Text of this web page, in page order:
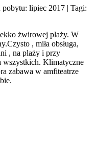
pobytu: lipiec 2017 | Tagi:
żwirowej plaży. W
, miła obsługa,
, na plaży i przy
wszystkich. Klimatyczne
zabawa w amfiteatrze